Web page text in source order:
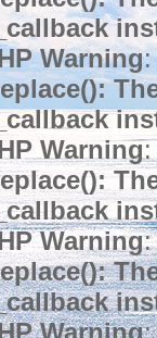
Warning:
Warning:
Warning:
Warning: